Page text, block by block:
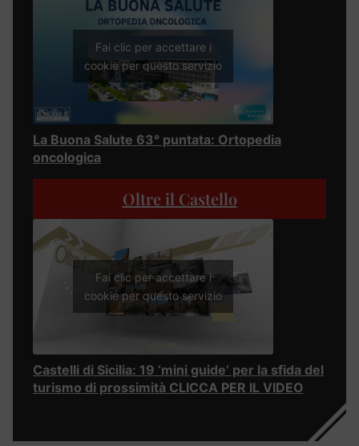
Fai clic per accettare i
cookie per questo servizio
La Buona Salute 63° puntata: Ortopedia
oncologica
Oltre il Castello
Fai clic per accettare i
cookie per questo servizio
Castelli di Sicilia: 19 ‘mini guide’ per la sfida del
turismo di prossimità CLICCA PER IL VIDEO